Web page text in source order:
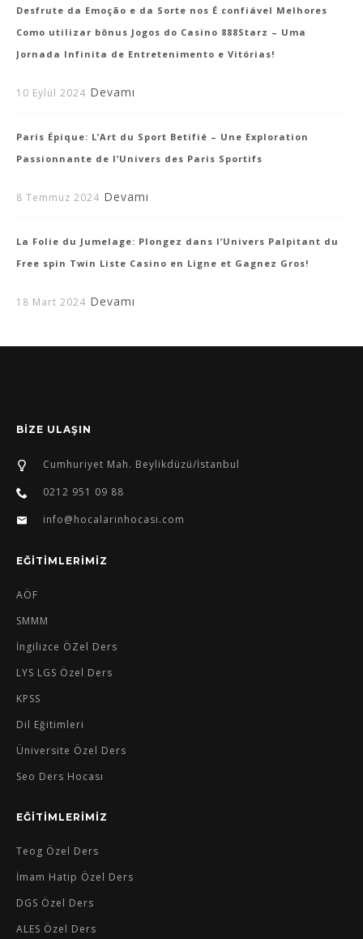
Desfrute da Emoção e da Sorte nos É confiável Melhores
Como utilizar bônus Jogos do Casino 888Starz – Uma
Jornada Infinita de Entretenimento e Vitórias!
10 Eylül 2024 Devamı
Paris Épique: L’Art du Sport Betifié – Une Exploration
Passionnante de l’Univers des Paris Sportifs
8 Temmuz 2024 Devamı
La Folie du Jumelage: Plongez dans l’Univers Palpitant du
Free spin Twin Liste Casino en Ligne et Gagnez Gros!
18 Mart 2024 Devamı
BİZE ULAŞIN
Cumhuriyet Mah. Beylikdüzü/İstanbul
0212 951 09 88
info@hocalarinhocasi.com
EĞİTİMLERİMİZ
AÖF
SMMM
İngilizce ÖZel Ders
LYS LGS Özel Ders
KPSS
Dil Eğitimleri
Üniversite Özel Ders
Seo Ders Hocası
EĞİTİMLERİMİZ
Teog Özel Ders
İmam Hatip Özel Ders
DGS Özel Ders
ALES Özel Ders